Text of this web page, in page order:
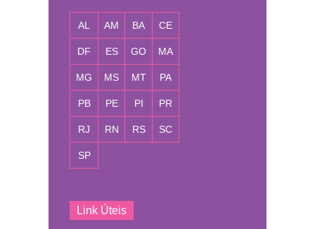
AL AM BA CE
DF ES GO MA
MG MS MT PA
PB PE PI PR
RJ RN RS SC
SP
Link Úteis